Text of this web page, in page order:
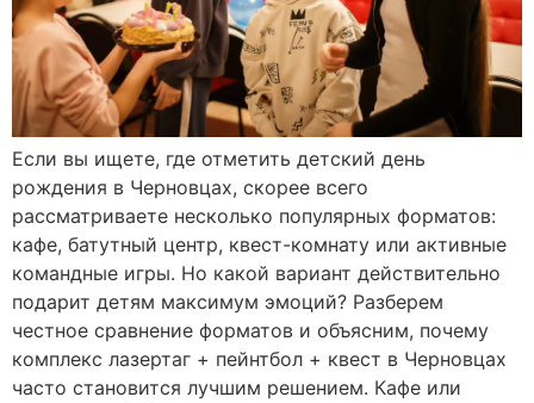
Если вы ищете, где отметить детский день
рождения в Черновцах, скорее всего
рассматриваете несколько популярных форматов:
кафе, батутный центр, квест-комнату или активные
командные игры. Но какой вариант действительно
подарит детям максимум эмоций? Разберем
честное сравнение форматов и объясним, почему
комплекс лазертаг + пейнтбол + квест в Черновцах
часто становится лучшим решением. Кафе или